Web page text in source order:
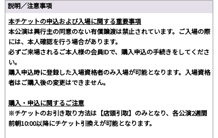
説明／注意事項
本チケットの申込および入場に関する重要事項
本公演は興行主の同意のない有償譲渡は禁止されています。ご入場の際
には、本人確認を行う場合があります。
必ずご来場されるご本人様の会員IDで、購入申込の手続きをしてくださ
い。
購入申込時に登録した入場資格者のみ入場が可能となります。入場資格
者はご購入後の変更はできません。
購入・申込に関するご注意
※チケットのお引き取り方法は【店頭引取】のみとなり、各公演2週間
前朝10:00以降にチケット引換えが可能となります。